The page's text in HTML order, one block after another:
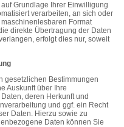
Grundlage Ihrer Einwilligung
verarbeiten, an sich oder
Format
direkte Übertragung der Daten
erfolgt dies nur, soweit
gesetzlichen Bestimmungen
Auskunft über Ihre
deren Herkunft und
und ggf. ein Recht
Daten. Hierzu sowie zu
Daten können Sie